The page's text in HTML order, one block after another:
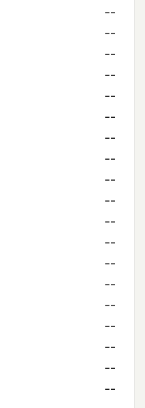
--
--
--
--
--
--
--
--
--
--
--
--
--
--
--
--
--
--
--